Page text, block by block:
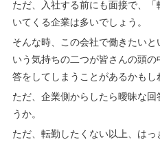
ただ、入社する前にも面接で、
いてくる企業は多いでしょう。
そんな時、この会社で働きたい
いう気持ちの二つが皆さんの頭
答をしてしまうことがあるかもし
ただ、企業側からしたら曖昧な
うか。
ただ、転勤したくない以上、は